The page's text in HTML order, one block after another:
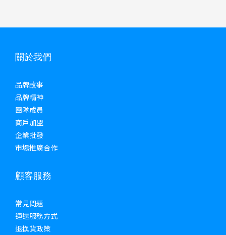
關於我們
品牌故事
品牌精神
團隊成員
商戶加盟
企業批發
市場推廣合作
顧客服務
常見問題
運送服務方式
退換貨政策